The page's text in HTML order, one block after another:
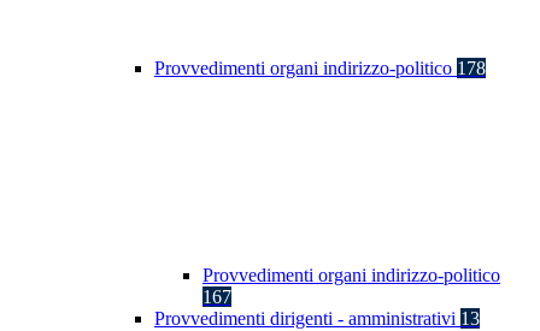
Provvedimenti organi indirizzo-politico 178
Provvedimenti organi indirizzo-politico
167
Provvedimenti dirigenti - amministrativi 13